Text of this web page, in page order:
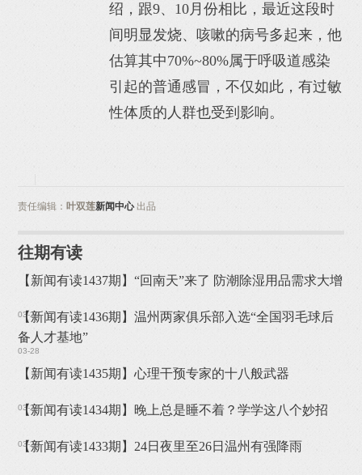
绍，跟9、10月份相比，最近这段时
间明显发烧、咳嗽的病号多起来，他
估算其中70%~80%属于呼吸道感染
引起的普通感冒，不仅如此，有过敏
性体质的人群也受到影响。
责任编辑：叶双莲新闻中心出品
往期有读
03-29
【新闻有读1437期】“回南天”来了 防潮除湿用品需求大增
03-28
【新闻有读1436期】温州两家俱乐部入选“全国羽毛球后
备人才基地”
03-27
【新闻有读1435期】心理干预专家的十八般武器
03-26
【新闻有读1434期】晚上总是睡不着？学学这八个妙招
【新闻有读1433期】24日夜里至26日温州有强降雨